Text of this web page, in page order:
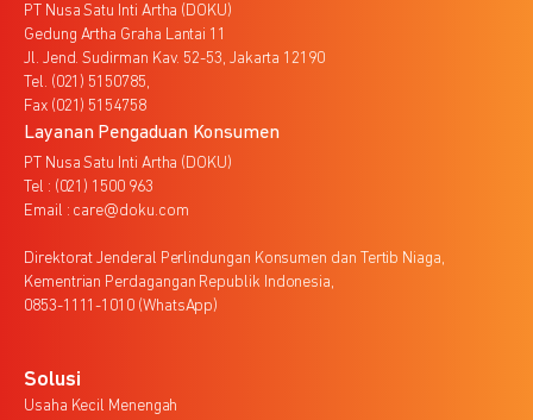
PT Nusa Satu Inti Artha (DOKU)
Gedung Artha Graha Lantai 11
Jl. Jend. Sudirman Kav. 52-53, Jakarta 12190
Tel. (021) 5150785,
Fax (021) 5154758
Layanan Pengaduan Konsumen
PT Nusa Satu Inti Artha (DOKU)
Tel : (021) 1500 963
Email : care@doku.com
Direktorat Jenderal Perlindungan Konsumen dan Tertib Niaga,
Kementrian Perdagangan Republik Indonesia,
0853-1111-1010 (WhatsApp)
Solusi
Usaha Kecil Menengah